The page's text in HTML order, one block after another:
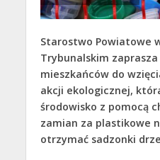
Starostwo Powiatowe
Trybunalskim
mieszkańców do
akcji ekologicznej,
środowisko z pomocą
zamian za plastikowe
otrzymać sadzonki